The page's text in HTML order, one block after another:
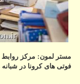
مستر لمون: مرکز روابط
فوتی های کرونا در شبانه روز گذشته